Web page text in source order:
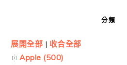
分類
展開全部 | 收合全部
Apple (500)